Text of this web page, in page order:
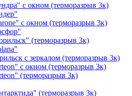
с окном (терморазрыв 3к)
с окном (терморазрыв 3к)
(терморазрыв 3к)
с зеркалом (терморазрыв 3к)
с окном (терморазрыв 3к)
(терморазрыв 3к)
(терморазрыв 3к)